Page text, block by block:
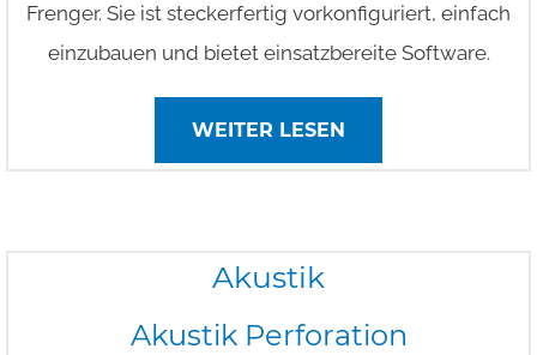
Frenger. Sie ist steckerfertig vorkonfiguriert, einfach
einzubauen und bietet einsatzbereite Software.
WEITER LESEN
Akustik
Akustik Perforation